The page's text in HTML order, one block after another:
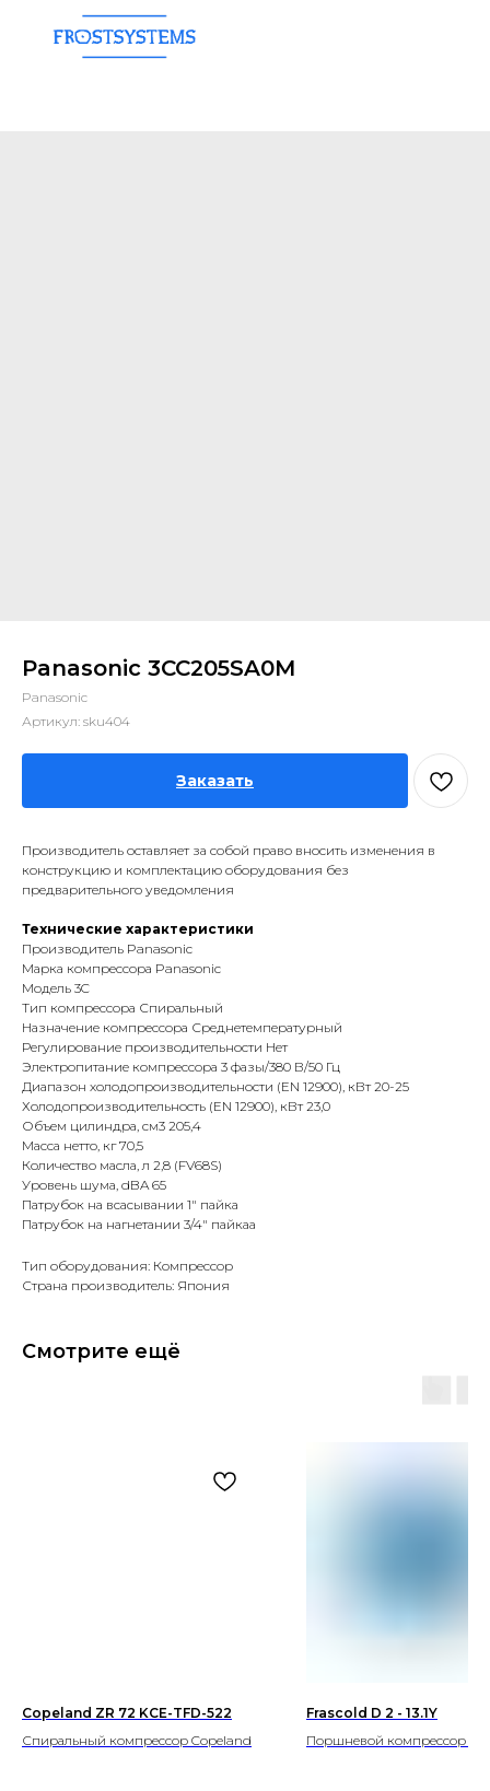
Panasonic 3CC205SA0M
Panasonic
Артикул: sku404
Заказать
Производитель оставляет за собой право вносить изменения в
конструкцию и комплектацию оборудования без
предварительного уведомления
Технические характеристики
Производитель Panasonic
Марка компрессора Panasonic
Модель 3C
Тип компрессора Спиральный
Назначение компрессора Среднетемпературный
Регулирование производительности Нет
Электропитание компрессора 3 фазы/380 В/50 Гц
Диапазон холодопроизводительности (EN 12900), кВт 20-25
Холодопроизводительность (EN 12900), кВт 23,0
Объем цилиндра, см3 205,4
Масса нетто, кг 70,5
Количество масла, л 2,8 (FV68S)
Уровень шума, dBA 65
Патрубок на всасывании 1" пайка
Патрубок на нагнетании 3/4" пайкаа
Тип оборудования: Компрессор
Страна производитель: Япония
Смотрите ещё
Copeland ZR 72 KCE-TFD-522
Спиральный компрессор Copeland
Frascold D 2 - 13.1Y
Поршневой компрессор